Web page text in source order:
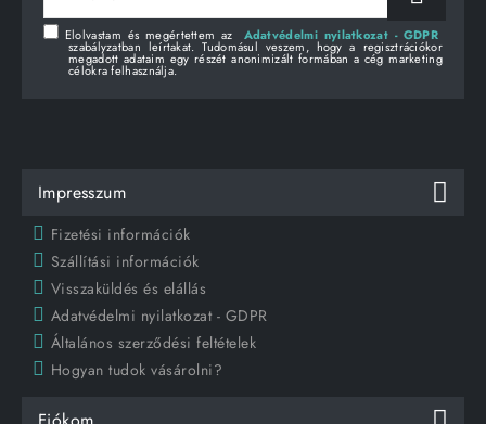
Elolvastam és megértettem az Adatvédelmi nyilatkozat - GDPR
szabályzatban leírtakat. Tudomásul veszem, hogy a regisztrációkor
megadott adataim egy részét anonimizált formában a cég marketing
célokra felhasználja.
Impresszum
Fizetési információk
Szállítási információk
Visszaküldés és elállás
Adatvédelmi nyilatkozat - GDPR
Általános szerződési feltételek
Hogyan tudok vásárolni?